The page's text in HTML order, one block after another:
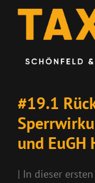
#19.1
und EuGH
| In dieser